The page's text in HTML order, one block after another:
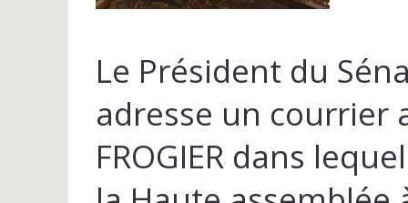
Le Président du
adresse un courrier
FROGIER dans